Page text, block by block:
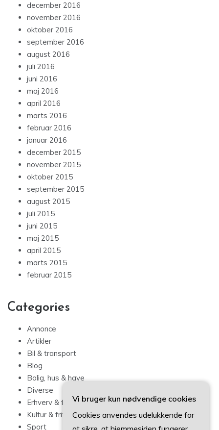
december 2016
november 2016
oktober 2016
september 2016
august 2016
juli 2016
juni 2016
maj 2016
april 2016
marts 2016
februar 2016
januar 2016
december 2015
november 2015
oktober 2015
september 2015
august 2015
juli 2015
juni 2015
maj 2015
april 2015
marts 2015
februar 2015
Categories
Annonce
Artikler
Bil & transport
Blog
Bolig, hus & have
Diverse
Erhverv & forbrug
Kultur & fritid
Sport
Vi bruger kun nødvendige cookies
Cookies anvendes udelukkende for